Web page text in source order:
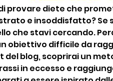
provare diete che
e insoddisfatto? Se
che stavi cercando.
obiettivo difficile da
del blog, scoprirai un
in eccesso e